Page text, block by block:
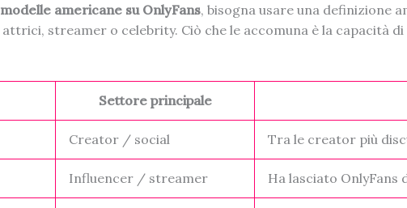
modelle americane su OnlyFans, bisogna usare una definizione
streamer o celebrity. Ciò che le accomuna è la capacità
Settore principale
Creator / social Tra le creator più
Influencer / streamer Ha lasciato